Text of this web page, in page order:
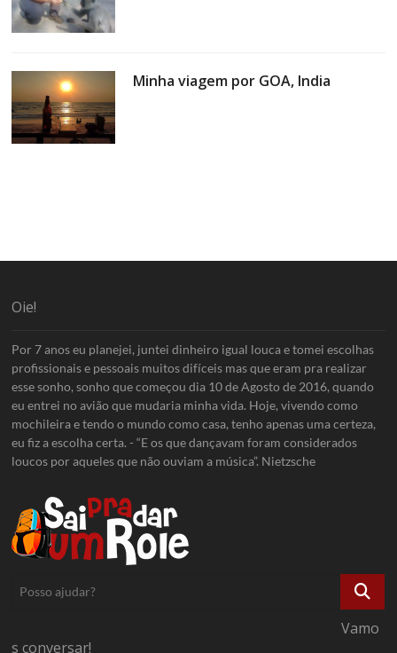
Minha viagem por GOA, India
Oie!
Por 7 anos eu planejei, juntei dinheiro igual louca e tomei escolhas
profissionais e pessoais muitos difíceis mas que eram pra realizar
esse sonho, sonho que começou dia 10 de Agosto de 2016, quando
eu entrei no avião que mudaria minha vida. Hoje, vivendo como
mochileira e tendo o mundo como casa, tenho apenas uma certeza,
eu fiz a escolha certa. - “E os que dançavam foram considerados
loucos por aqueles que não ouviam a música”. Nietzsche
Posso
ajudar?
Vamo
s conversar!